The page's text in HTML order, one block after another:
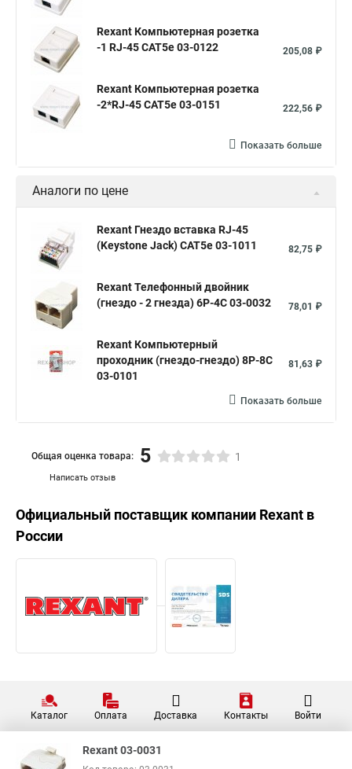
Rexant Компьютерная розетка
-1 RJ-45 CAT5e 03-0122
205,08 ₽
Rexant Компьютерная розетка
-2*RJ-45 CAT5e 03-0151
222,56 ₽
Показать больше
Аналоги по цене
Rexant Гнездо вставка RJ-45
(Keystone Jack) CAT5e 03-1011
82,75 ₽
Rexant Телефонный двойник
(гнездо - 2 гнезда) 6P-4C 03-0032
78,01 ₽
Rexant Компьютерный
проходник (гнездо-гнездо) 8P-8C
03-0101
81,63 ₽
Показать больше
Написать отзыв
Общая оценка товара: 5 1
Официальный поставщик компании Rexant в
России
Каталог Оплата Доставка Контакты Войти
Rexant 03-0031